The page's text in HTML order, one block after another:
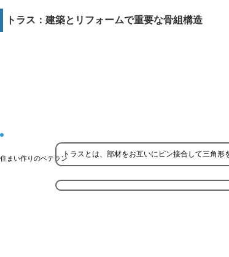
トラス：建築とリフォームで重要な骨組構造
住まい作りのベテラントラスとは、部材をお互いにピン接合して三角